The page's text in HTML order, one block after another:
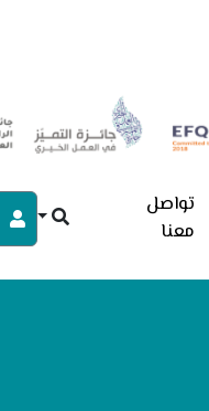
تواصل
معنا